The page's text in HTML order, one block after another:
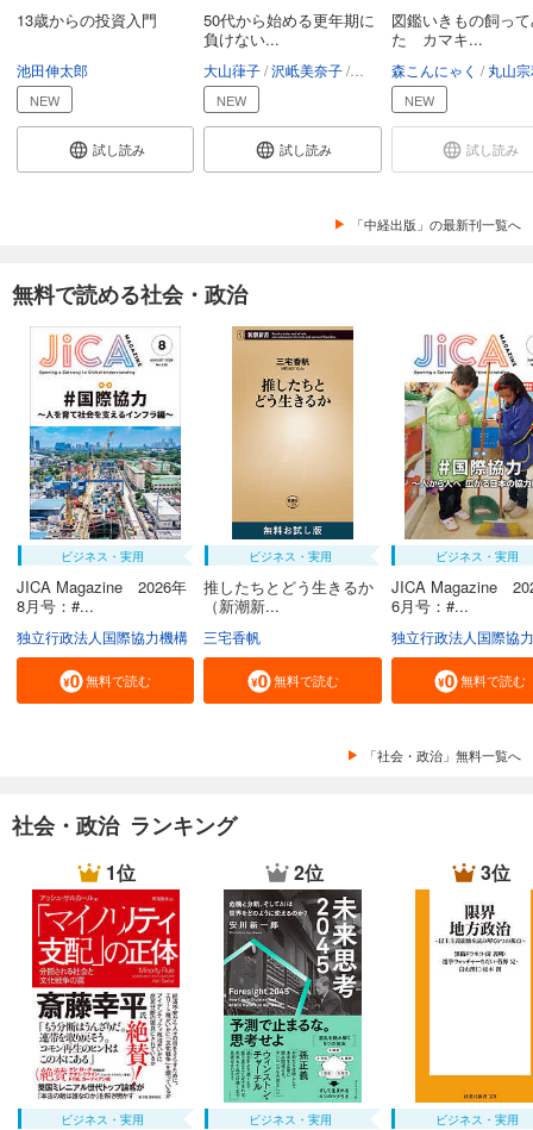
13歳からの投資入門
池田伸太郎
NEW
試し読み
50代から始める更年期に
負けない...
大山葎子 沢岻美奈子 難波かおり
NEW
試し読み
図鑑いきもの飼っ
た カマキ...
森こんにゃく 丸山
NEW
試し読み
「中経出版」の最新刊一覧へ
無料で読める社会・政治
ビジネス・実用
JICA Magazine 2026年
8月号：#...
独立行政法人国際協力機構
無料で読む
ビジネス・実用
推したちとどう生きるか
（新潮新...
三宅香帆
無料で読む
ビジネス・実用
JICA Magazine
6月号：#...
独立行政法人国際協
無料で読む
「社会・政治」無料一覧へ
社会・政治 ランキング
1位
ビジネス・実用
2位
ビジネス・実用
3位
ビジネス・実用